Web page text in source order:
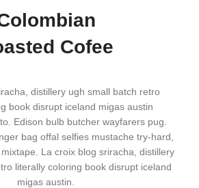
Cofee
distillery ugh small batch retro
book disrupt iceland migas austin
Edison bulb butcher wayfarers pug.
bag offal selfies mustache try-hard,
La croix blog sriracha, distillery
literally coloring book disrupt iceland
migas austin.